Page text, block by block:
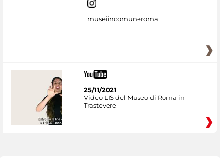
museiincomuneroma
25/11/2021
Video LIS del Museo di Roma in
Trastevere